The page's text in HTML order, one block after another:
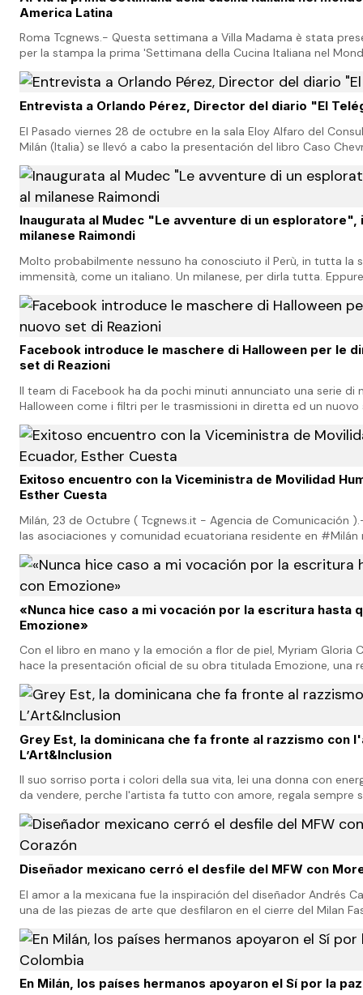
America Latina
Roma Tcgnews.- Questa settimana a Villa Madama è stata
per la stampa la prima 'Settimana della Cucina Italiana nel
per la promozione e la difesa del…
Entrevista a Orlando Pérez, Director del diario "El
El Pasado viernes 28 de octubre en la sala Eloy Alfaro del
Milán (Italia) se llevó a cabo la presentación del libro Caso
contamina, de los autores Orland…
Inaugurata al Mudec "Le avventure di un esploratore",
milanese Raimondi
Molto probabilmente nessuno ha conosciuto il Perù, in tutta la
immensità, come un italiano. Un milanese, per dirla tutta.
Patria. Antonio Raimondi (1824-1890…
Facebook introduce le maschere di Halloween per le
set di Reazioni
Il team di Facebook ha da pochi minuti annunciato una serie di
Halloween come i filtri per le trasmissioni in diretta ed un nuovo
di Facebook ha da pochi mi…
Exitoso encuentro con la Viceministra de Movilidad
Esther Cuesta
Milán, 23 de Octubre ( Tcgnews.it - Agencia de Comunicación
las asociaciones y comunidad ecuatoriana residente en #Milán
encuentro infor
«Nunca hice caso a mi vocación por la escritura hasta
Emozione»
Con el libro en mano y la emoción a flor de piel, Myriam Gloria
hace la presentación oficial de su obra titulada Emozione, una
poemas donde plasma su historia e…
Grey Est, la dominicana che fa fronte al razzismo con
L’Art&Inclusion
Il suo sorriso porta i colori della sua vita, lei una donna con
da vendere, perche l'artista fa tutto con amore, regala sempre
realizza, che sia un'…
Diseñador mexicano cerró el desfile del MFW con
El amor a la mexicana fue la inspiración del diseñador Andrés
una de las piezas de arte que desfilaron en el cierre del Milan
mostró la mixtura d
En Milán, los países hermanos apoyaron el Sí por la